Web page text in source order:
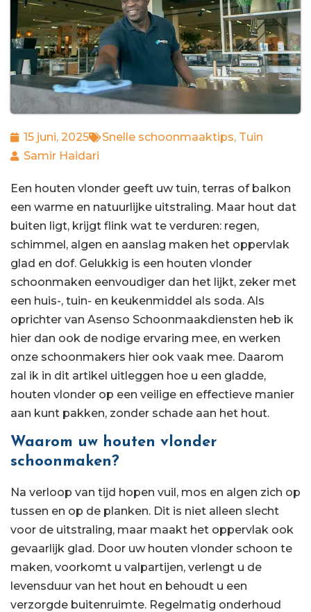
15 juni, 2025 Snelle schoonmaaktips, Tuin
Samir Haidari
Een houten vlonder geeft uw tuin, terras of balkon
een warme en natuurlijke uitstraling. Maar hout dat
buiten ligt, krijgt flink wat te verduren: regen,
schimmel, algen en aanslag maken het oppervlak
glad en dof. Gelukkig is een houten vlonder
schoonmaken eenvoudiger dan het lijkt, zeker met
een huis-, tuin- en keukenmiddel als soda. Als
oprichter van Asenso Schoonmaakdiensten heb ik
hier dan ook de nodige ervaring mee, en werken
onze schoonmakers hier ook vaak mee. Daarom
zal ik in dit artikel uitleggen hoe u een gladde,
houten vlonder op een veilige en effectieve manier
aan kunt pakken, zonder schade aan het hout.
Waarom uw houten vlonder
schoonmaken?
Na verloop van tijd hopen vuil, mos en algen zich op
tussen en op de planken. Dit is niet alleen slecht
voor de uitstraling, maar maakt het oppervlak ook
gevaarlijk glad. Door uw houten vlonder schoon te
maken, voorkomt u valpartijen, verlengt u de
levensduur van het hout en behoudt u een
verzorgde buitenruimte. Regelmatig onderhoud